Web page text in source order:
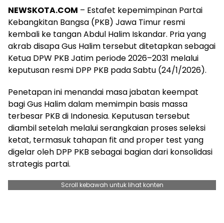
NEWSKOTA.COM – Estafet kepemimpinan Partai
Kebangkitan Bangsa (PKB) Jawa Timur resmi
kembali ke tangan Abdul Halim Iskandar. Pria yang
akrab disapa Gus Halim tersebut ditetapkan sebagai
Ketua DPW PKB Jatim periode 2026–2031 melalui
keputusan resmi DPP PKB pada Sabtu (24/1/2026).
Penetapan ini menandai masa jabatan keempat
bagi Gus Halim dalam memimpin basis massa
terbesar PKB di Indonesia. Keputusan tersebut
diambil setelah melalui serangkaian proses seleksi
ketat, termasuk tahapan fit and proper test yang
digelar oleh DPP PKB sebagai bagian dari konsolidasi
strategis partai.
Scroll kebawah untuk lihat konten